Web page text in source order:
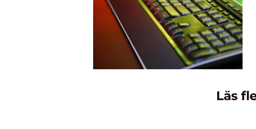
Läs